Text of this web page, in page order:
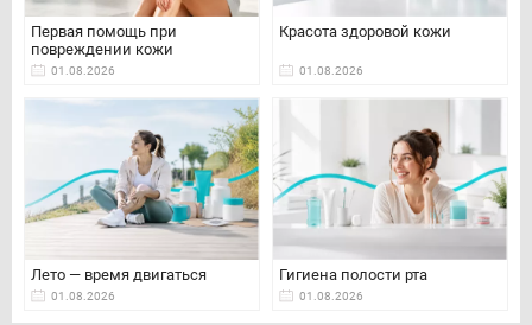
Первая помощь при
повреждении кожи
01.08.2026
Красота здоровой кожи
01.08.2026
Лето — время двигаться
01.08.2026
Гигиена полости рта
01.08.2026